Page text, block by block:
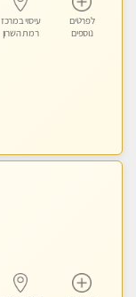
לפרטים
נוספים
עיסוי במרכז
רמת השרון